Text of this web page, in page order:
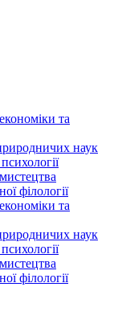
та
наук
філології
та
наук
філології